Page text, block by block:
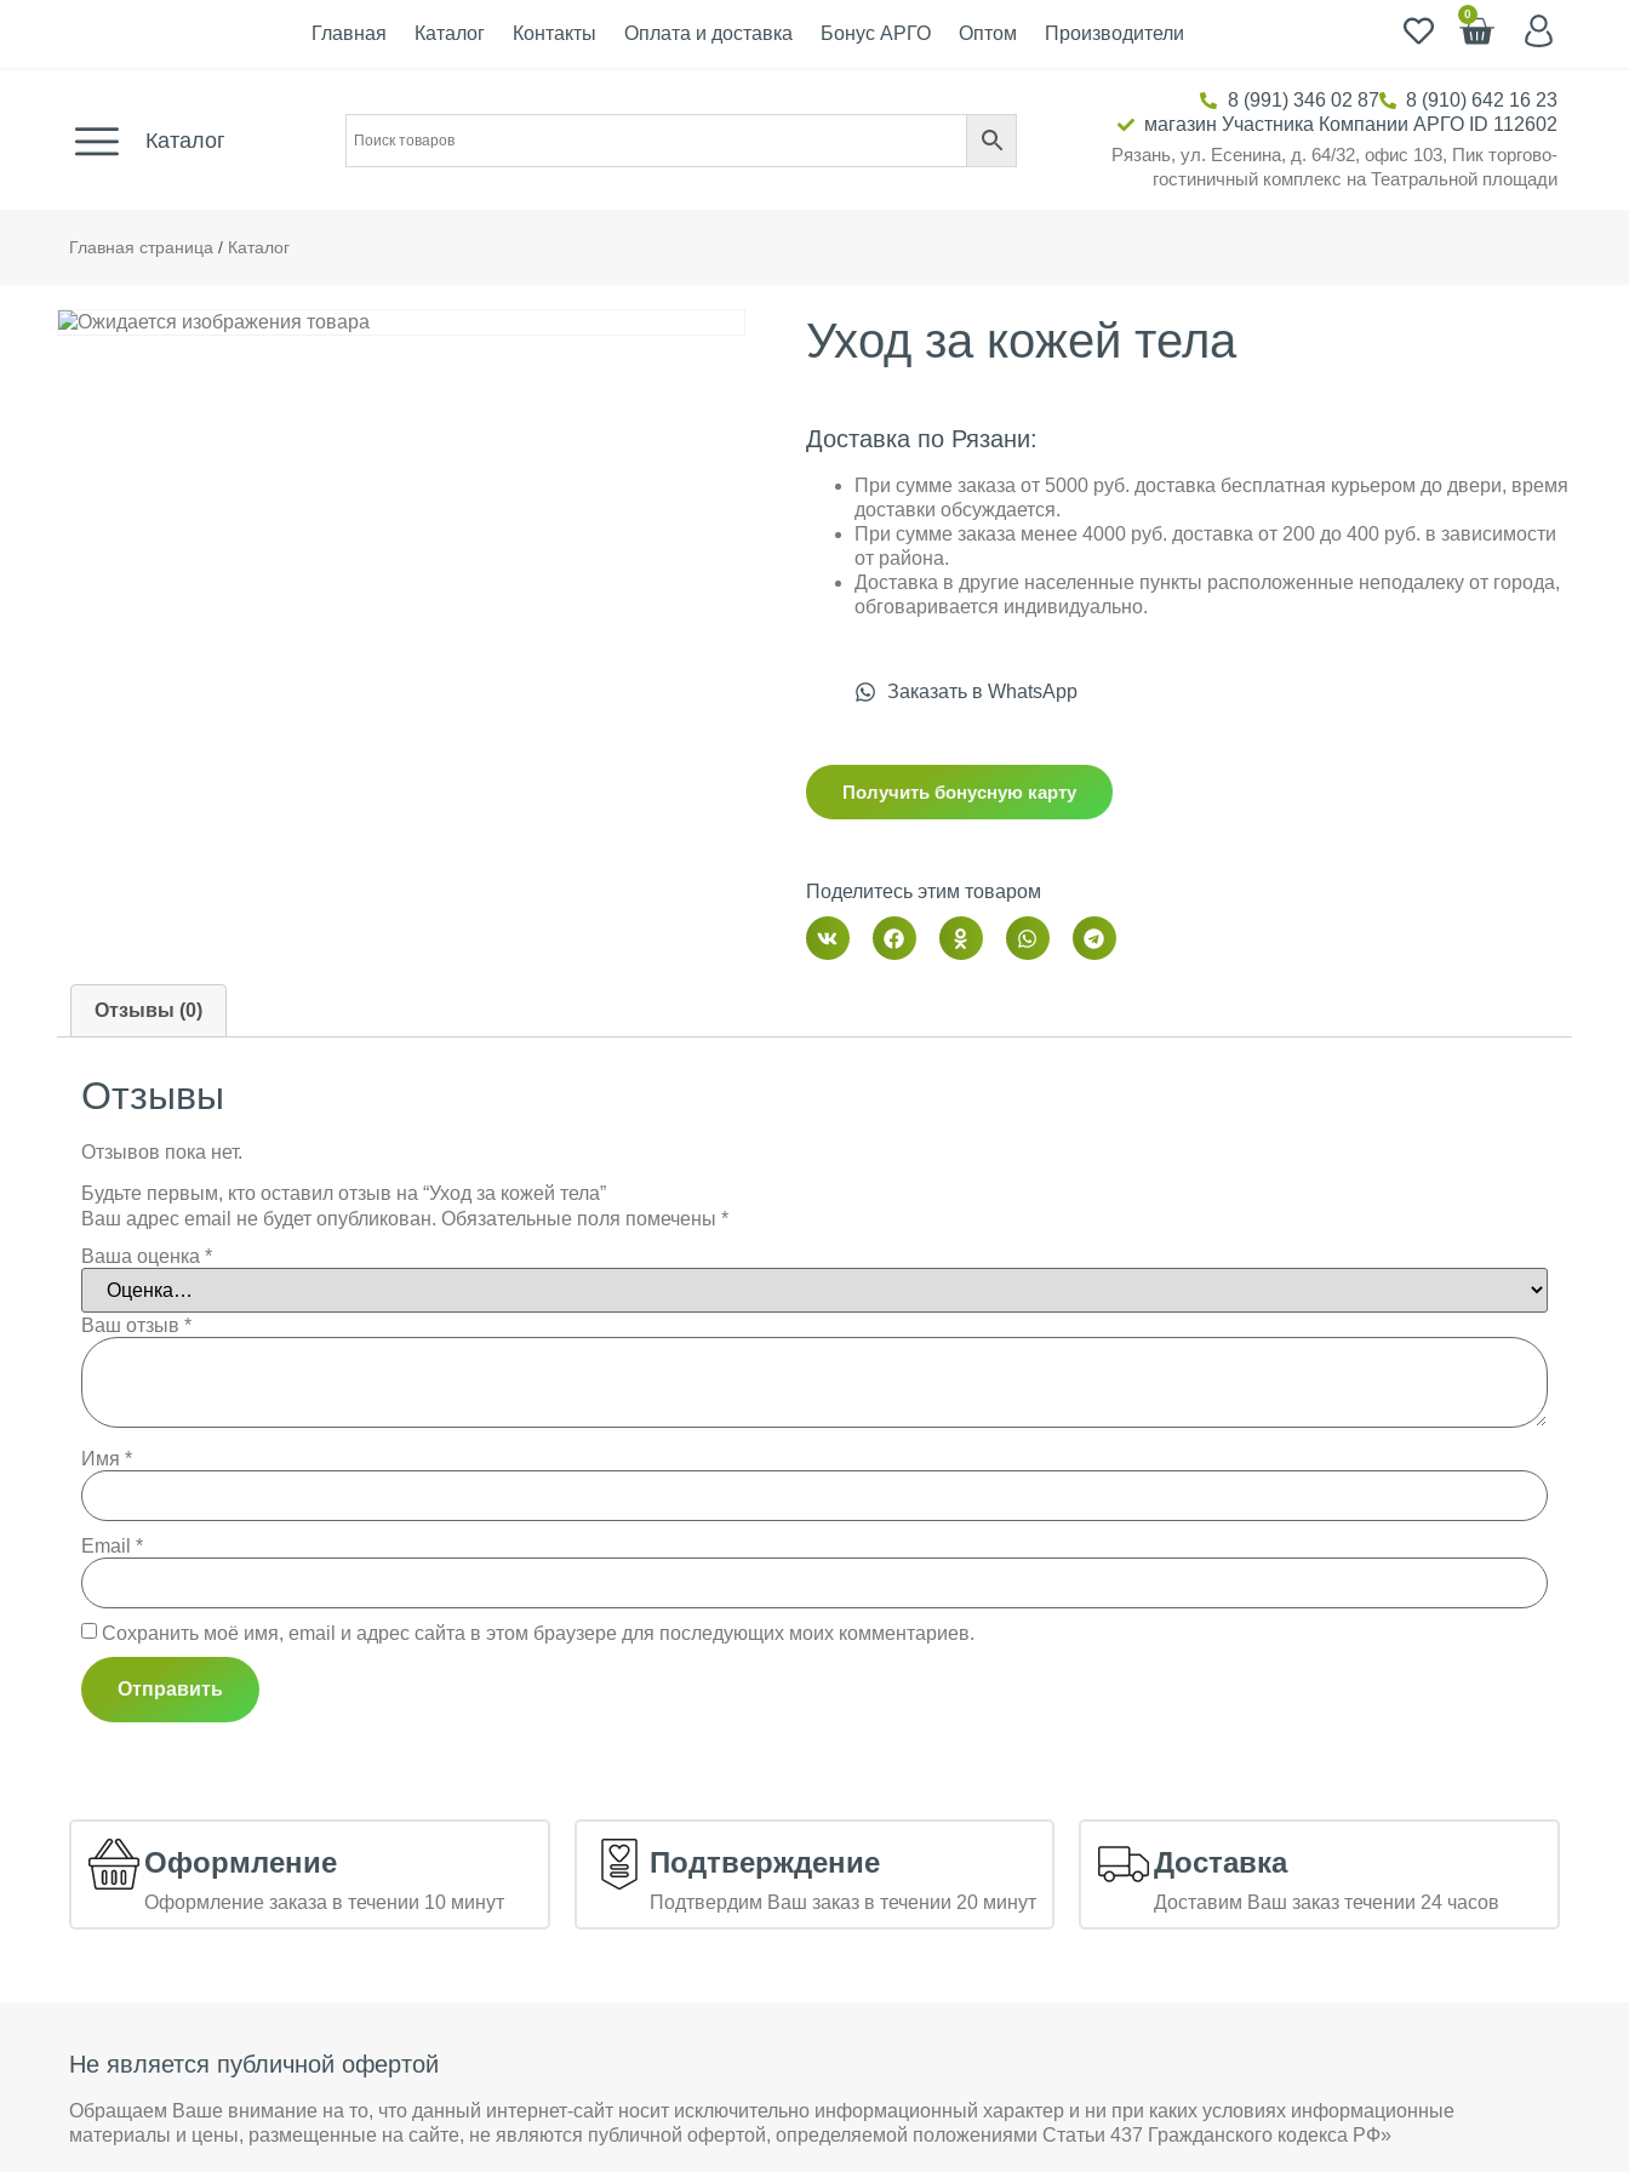
Главная Каталог Контакты Оплата и доставка Бонус АРГО Оптом Производители
0
Каталог
8 (991) 346 02 87
8 (910) 642 16 23
магазин Участника Компании АРГО ID 112602
Рязань, ул. Есенина, д. 64/32, офис 103, Пик торгово-
гостиничный комплекс на Театральной площади
Главная страница / Каталог
Уход за кожей тела
Доставка по Рязани:
При сумме заказа от 5000 руб. доставка бесплатная курьером до двери, время
доставки обсуждается.
При сумме заказа менее 4000 руб. доставка от 200 до 400 руб. в зависимости
от района.
Доставка в другие населенные пункты расположенные неподалеку от города,
обговаривается индивидуально.
Заказать в WhatsApp
Получить бонусную карту
Поделитесь этим товаром
Отзывы (0)
Отзывы
Отзывов пока нет.
Будьте первым, кто оставил отзыв на “Уход за кожей тела”
Ваш адрес email не будет опубликован. Обязательные поля помечены *
Ваша оценка *
Ваш отзыв *
Имя *
Email *
Сохранить моё имя, email и адрес сайта в этом браузере для последующих моих комментариев.
Оформление
Оформление заказа в течении 10 минут
Подтверждение
Подтвердим Ваш заказ в течении 20 минут
Доставка
Доставим Ваш заказ течении 24 часов
Не является публичной офертой
Обращаем Ваше внимание на то, что данный интернет-сайт носит исключительно информационный характер и ни при каких условиях информационные
материалы и цены, размещенные на сайте, не являются публичной офертой, определяемой положениями Статьи 437 Гражданского кодекса РФ»